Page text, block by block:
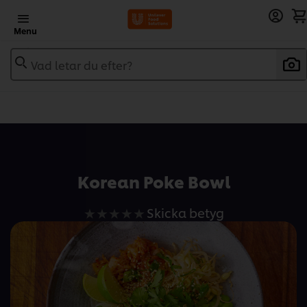
Menu
Vad letar du efter?
Korean Poke Bowl
Inga
har
skickats
för
denna
Skicka betyg